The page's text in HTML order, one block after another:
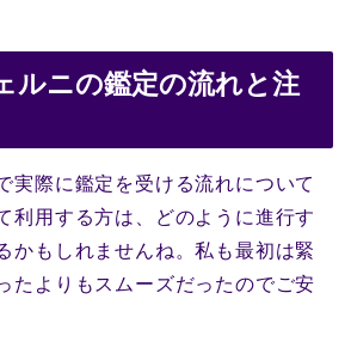
ルニの鑑定の流れと注
実際に鑑定を受ける流れについて
利用する方は、どのように進行す
かもしれませんね。私も最初は緊
たよりもスムーズだったのでご安